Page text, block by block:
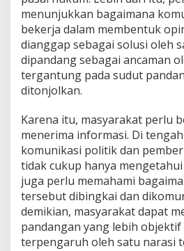
menunjukkan bagaimana
bekerja dalam membentuk
dianggap sebagai solusi oleh
dipandang sebagai ancaman
tergantung pada sudut
ditonjolkan.
Karena itu, masyarakat perlu
menerima informasi. Di
komunikasi politik dan
tidak cukup hanya
juga perlu memahami
tersebut dibingkai dan
demikian, masyarakat dapat
pandangan yang lebih objektif
terpengaruh oleh satu narasi